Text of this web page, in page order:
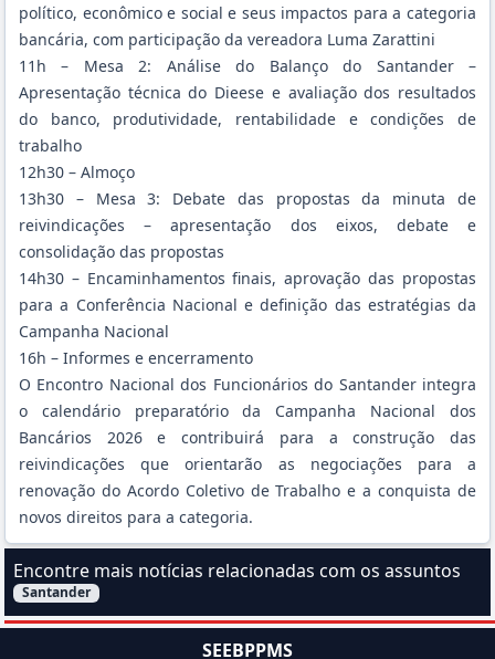
político, econômico e social e seus impactos para a categoria
bancária, com participação da vereadora Luma Zarattini
11h – Mesa 2: Análise do Balanço do Santander –
Apresentação técnica do Dieese e avaliação dos resultados
do banco, produtividade, rentabilidade e condições de
trabalho
12h30 – Almoço
13h30 – Mesa 3: Debate das propostas da minuta de
reivindicações – apresentação dos eixos, debate e
consolidação das propostas
14h30 – Encaminhamentos finais, aprovação das propostas
para a Conferência Nacional e definição das estratégias da
Campanha Nacional
16h – Informes e encerramento
O Encontro Nacional dos Funcionários do Santander integra
o calendário preparatório da Campanha Nacional dos
Bancários 2026 e contribuirá para a construção das
reivindicações que orientarão as negociações para a
renovação do Acordo Coletivo de Trabalho e a conquista de
novos direitos para a categoria.
Encontre mais notícias relacionadas com os assuntos
Filtrar Notícias pelo assunto:
Santander
SEEBPPMS